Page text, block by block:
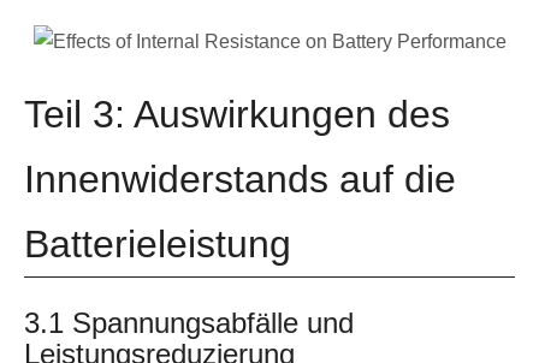
Teil 3: Auswirkungen des
Innenwiderstands auf die
Batterieleistung
3.1 Spannungsabfälle und
Leistungsreduzierung